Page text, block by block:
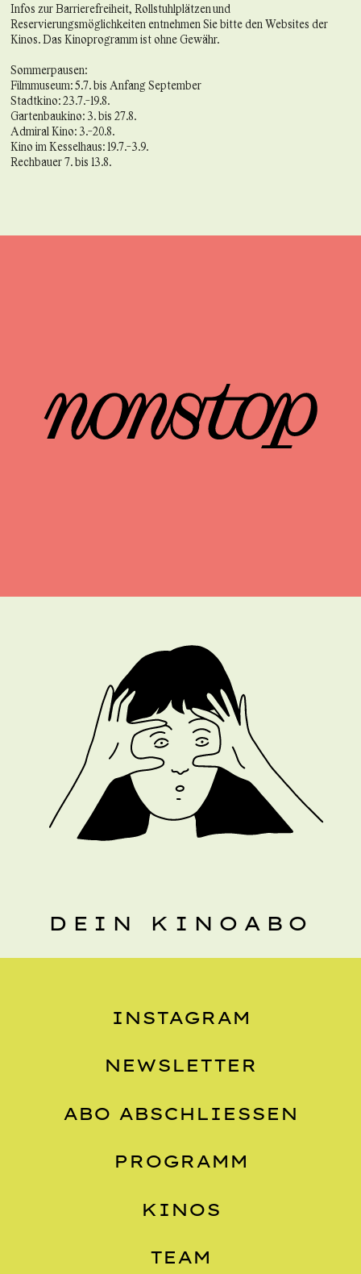
Infos zur Barrierefreiheit, Rollstuhlplätzen und
Reservierungsmöglichkeiten entnehmen Sie bitte den Websites der
Kinos. Das Kinoprogramm ist ohne Gewähr.
Sommerpausen:
Filmmuseum: 5.7. bis Anfang September
Stadtkino: 23.7.-19.8.
Gartenbaukino: 3. bis 27.8.
Admiral Kino: 3.-20.8.
Kino im Kesselhaus: 19.7.-3.9.
Rechbauer 7. bis 13.8.
DEIN KINOABO
INSTAGRAM
NEWSLETTER
ABO ABSCHLIESSEN
PROGRAMM
KINOS
TEAM